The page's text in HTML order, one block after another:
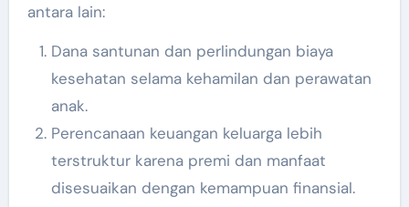
antara lain:
Dana santunan dan perlindungan biaya
kesehatan selama kehamilan dan perawatan
anak.
Perencanaan keuangan keluarga lebih
terstruktur karena premi dan manfaat
disesuaikan dengan kemampuan finansial.